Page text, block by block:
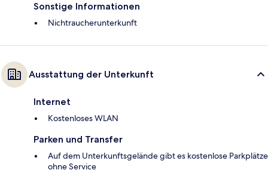
Sonstige Informationen
Nichtraucherunterkunft
Ausstattung der Unterkunft
Internet
Kostenloses WLAN
Parken und Transfer
Auf dem Unterkunftsgelände gibt es kostenlose Parkplätze
ohne Service